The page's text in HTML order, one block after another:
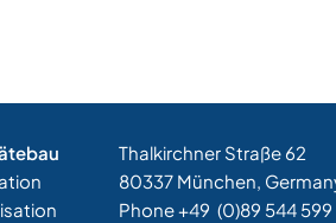
Thalkirchner Straße 62
80337 München,
Phone +49 (0)89 544